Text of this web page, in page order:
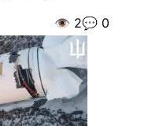
👁️ 2💬 0